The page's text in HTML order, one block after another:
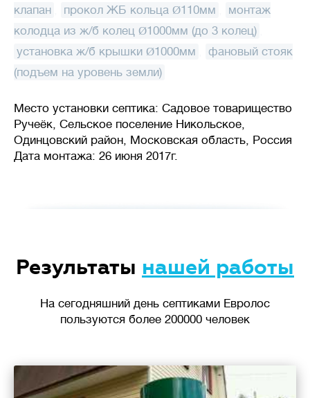
клапан
прокол ЖБ кольца Ø110мм
монтаж
колодца из ж/б колец Ø1000мм (до 3 колец)
установка ж/б крышки Ø1000мм
фановый стояк
(подъем на уровень земли)
Место установки септика: Садовое товарищество
Ручеёк, Сельское поселение Никольское,
Одинцовский район, Московская область, Россия
Дата монтажа: 26 июня 2017г.
Результаты нашей работы
На сегодняшний день септиками Евролос
пользуются более 200000 человек